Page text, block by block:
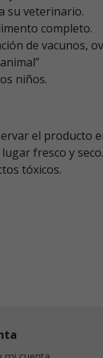
su veterinario.
completo.
de vacunos,
niños.
el producto
fresco y seco.
tóxicos.